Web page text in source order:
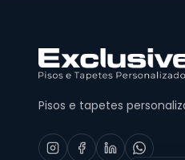
Pisos e tapetes